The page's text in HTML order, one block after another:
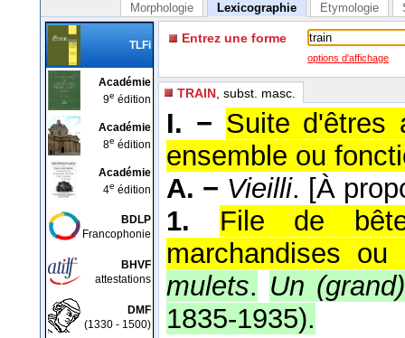
Morphologie Lexicographie Etymologie
TLFi
Académie
9e édition
Académie
8e édition
Académie
4e édition
BDLP
Francophonie
BHVF
attestations
DMF
(1330 - 1500)
Entrez une forme
options d'affichage
TRAIN , subst. masc.
I. − Suite d'êtres
ensemble ou
A. − Vieilli. [À
1.
File de
marchandises
mulets. Un
1835-1935).